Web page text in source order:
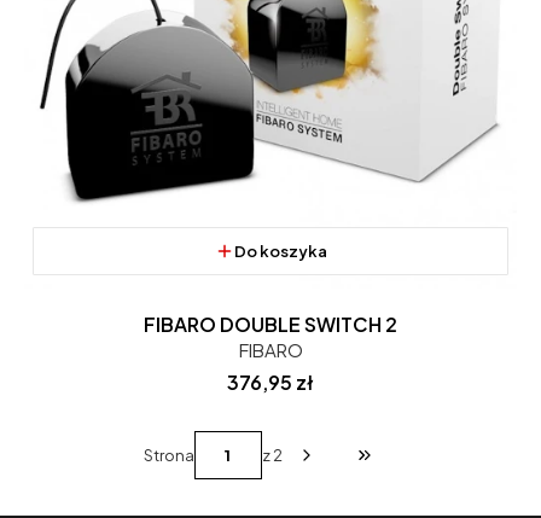
Do koszyka
FIBARO DOUBLE SWITCH 2
FIBARO
Cena
376,95 zł
Strona z 2
Przejdź do ostatniej